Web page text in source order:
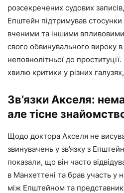
розсекречених судових
Епштейн підтримував
вченими та іншими впливовими
свого обвинувального вироку в
неповнолітньої до
хвилю критики у різних
Зв’язки Акселя:
але тісне
Щодо доктора Акселя не
звинувачень у зв’язку з
показали, що він часто
в Манхеттені та брав участь у
між Епштейном та